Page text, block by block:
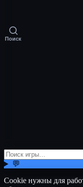
Поиск
💬
Cookie нужны для